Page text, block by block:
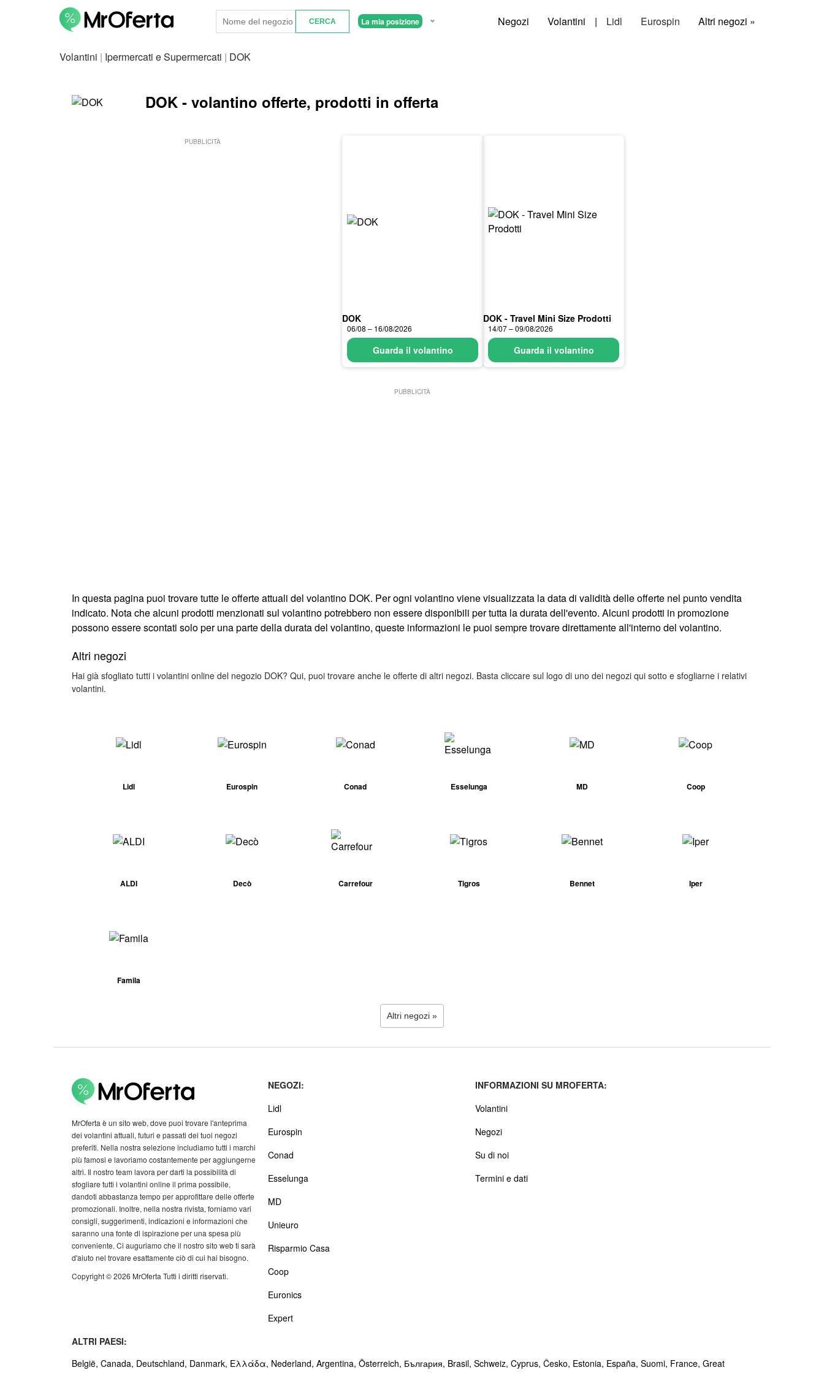
La mia posizione Negozi Volantini | Lidl Eurospin Altri negozi »
Volantini | Ipermercati e Supermercati | DOK
DOK - volantino offerte, prodotti in offerta
PUBBLICITÀ
DOK
06/08 – 16/08/2026
Guarda il volantino
DOK - Travel Mini Size Prodotti
14/07 – 09/08/2026
Guarda il volantino
PUBBLICITÀ
In questa pagina puoi trovare tutte le offerte attuali del volantino DOK. Per ogni volantino viene visualizzata la data di validità delle offerte nel punto vendita
indicato. Nota che alcuni prodotti menzionati sul volantino potrebbero non essere disponibili per tutta la durata dell'evento. Alcuni prodotti in promozione
possono essere scontati solo per una parte della durata del volantino, queste informazioni le puoi sempre trovare direttamente all'interno del volantino.
Altri negozi
Hai già sfogliato tutti i volantini online del negozio DOK? Qui, puoi trovare anche le offerte di altri negozi. Basta cliccare sul logo di uno dei negozi qui sotto e sfogliarne i relativi
volantini.
Lidl Eurospin Conad Esselunga MD Coop
ALDI Decò Carrefour Tigros Bennet Iper
Famila
Altri negozi »
MrOferta è un sito web, dove puoi trovare l'anteprima
dei volantini attuali, futuri e passati dei tuoi negozi
preferiti. Nella nostra selezione includiamo tutti i marchi
più famosi e lavoriamo costantemente per aggiungerne
altri. Il nostro team lavora per darti la possibilità di
sfogliare tutti i volantini online il prima possibile,
dandoti abbastanza tempo per approfittare delle offerte
promozionali. Inoltre, nella nostra rivista, forniamo vari
consigli, suggerimenti, indicazioni e informazioni che
saranno una fonte di ispirazione per una spesa più
conveniente. Ci auguriamo che il nostro sito web ti sarà
d'aiuto nel trovare esattamente ciò di cui hai bisogno.
Copyright © 2026 MrOferta Tutti i diritti riservati.
NEGOZI:
Lidl
Eurospin
Conad
Esselunga
MD
Unieuro
Risparmio Casa
Coop
Euronics
Expert
INFORMAZIONI SU MROFERTA:
Volantini
Negozi
Su di noi
Termini e dati
ALTRI PAESI:
België, Canada, Deutschland, Danmark, Ελλάδα, Nederland, Argentina, Österreich, България, Brasil, Schweiz, Cyprus, Česko, Estonia, España, Suomi, France, Great